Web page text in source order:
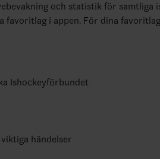
och statistik för samtliga
favoritlag i appen. För dina
Ishockeyförbundet
händelser